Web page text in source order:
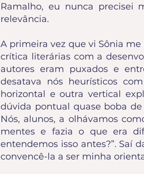
Ramalho, eu nunca precisei
relevância.
A primeira vez que vi Sônia
crítica literárias com a
autores eram puxados e
desatava nós heurísticos
horizontal e outra vertical
dúvida pontual quase boba
Nós, alunos, a olhávamos
mentes e fazia o que era
entendemos isso antes?”. Saí
convencê-la a ser minha